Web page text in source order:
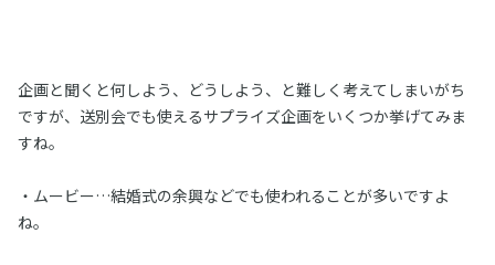
企画と聞くと何しよう、どうしよう、と難しく考えてしまいがち
ですが、送別会でも使えるサプライズ企画をいくつか挙げてみま
すね。
・ムービー…結婚式の余興などでも使われることが多いですよ
ね。